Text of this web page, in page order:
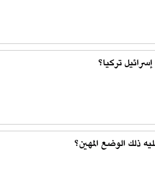
تركيا؟
ذلك الوضع المهين؟